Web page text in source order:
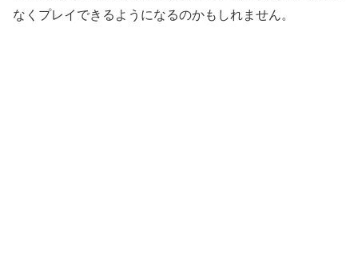
なくプレイできるようになるのかもしれません。